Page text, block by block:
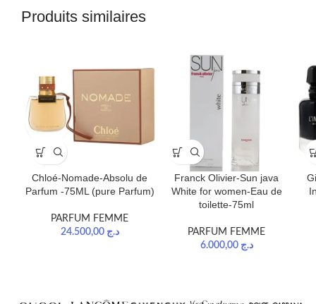
Produits similaires
Chloé-Nomade-Absolu de
Parfum -75ML (pure Parfum)
PARFUM FEMME
د.ج 24.500,00
Franck Olivier-Sun java
White for women-Eau de
toilette-75ml
PARFUM FEMME
د.ج 6.000,00